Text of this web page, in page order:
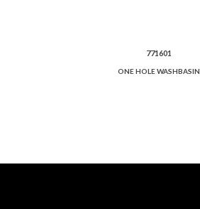
771601
ONE HOLE WASHBASIN